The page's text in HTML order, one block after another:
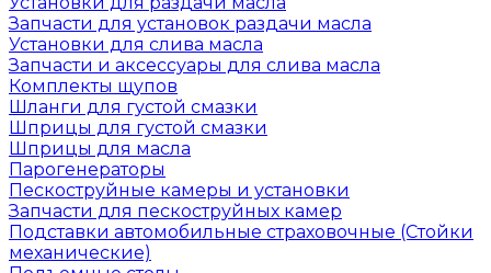
Запчасти для установок раздачи масла
Установки для слива масла
Запчасти и аксессуары для слива масла
Комплекты щупов
Шланги для густой смазки
Шприцы для густой смазки
Шприцы для масла
Парогенераторы
Пескоструйные камеры и установки
Запчасти для пескоструйных камер
Подставки автомобильные страховочные (Стойки
механические)